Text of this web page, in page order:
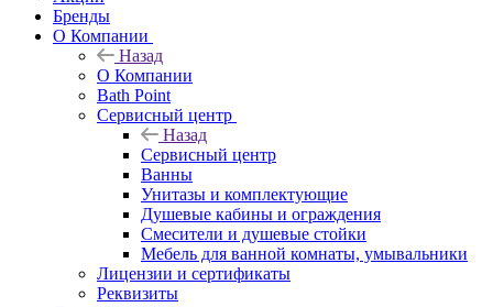
Бренды
О Компании
Назад
О Компании
Bath Point
Сервисный центр
Назад
Сервисный центр
Ванны
Унитазы и комплектующие
Душевые кабины и ограждения
Смесители и душевые стойки
Мебель для ванной комнаты, умывальники
Лицензии и сертификаты
Реквизиты